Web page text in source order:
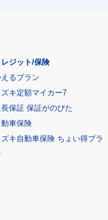
レジット/保険
るプラン
ズキ定額マイカー7
保証 保証がのびた
動車保険
ズキ自動車保険 ちょい得プラ